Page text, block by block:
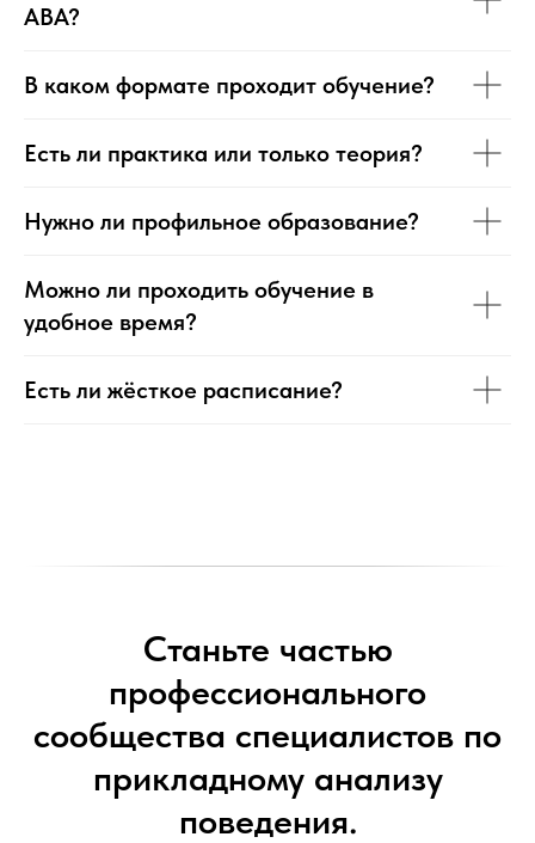
ABA?
В каком формате проходит обучение?
Есть ли практика или только теория?
Нужно ли профильное образование?
Можно ли проходить обучение в
удобное время?
Есть ли жёсткое расписание?
Станьте частью
профессионального
сообщества специалистов по
прикладному анализу
поведения.